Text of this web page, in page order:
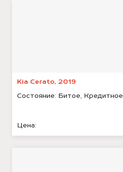
Kia Cerato, 2019
Состояние: Битое, Кредитное
Цена: